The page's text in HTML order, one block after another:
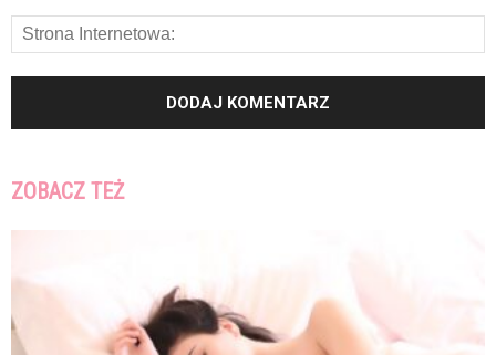
ZOBACZ TEŻ